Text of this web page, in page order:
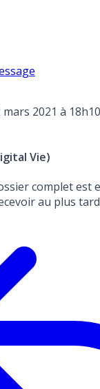
mars 2021 à
Vie)
complet est
au plus